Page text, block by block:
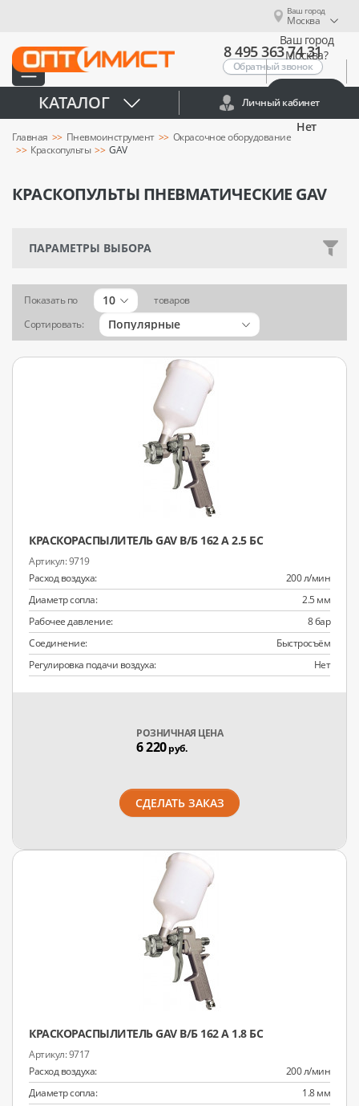
Ваш город
Москва
Ваш город
Москва?
Нет
8 495 363 74 31
Обратный звонок
КАТАЛОГ Личный кабинет
Главная Пневмоинструмент
Окрасочное оборудование
Краскопульты
GAV
КРАСКОПУЛЬТЫ ПНЕВМАТИЧЕСКИЕ GAV
ПАРАМЕТРЫ ВЫБОРА
Показать по 10
товаров
Сортировать:
Популярные
КРАСКОРАСПЫЛИТЕЛЬ GAV В/Б 162 А 2.5 БС
9719
Расход воздуха:
200 л/мин
Диаметр сопла:
2.5 мм
Рабочее давление:
8 бар
Соединение:
Быстросъём
Регулировка подачи воздуха:
Нет
РОЗНИЧНАЯ ЦЕНА
6 220руб.
СДЕЛАТЬ ЗАКАЗ
КРАСКОРАСПЫЛИТЕЛЬ GAV В/Б 162 А 1.8 БС
9717
Расход воздуха:
200 л/мин
Диаметр сопла:
1.8 мм